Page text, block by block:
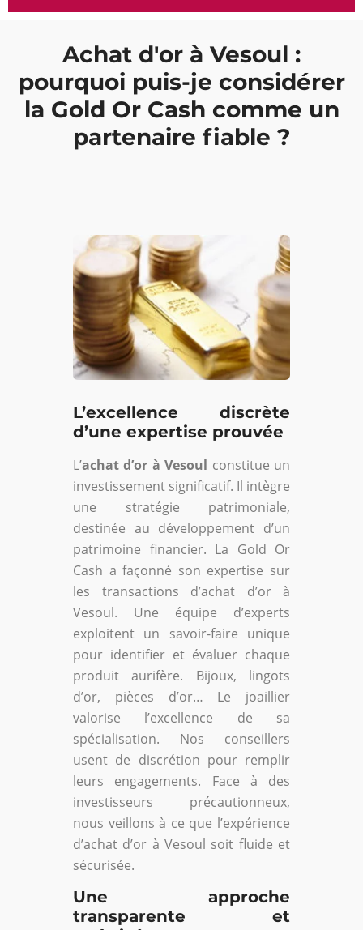
Achat d'or à Vesoul :
pourquoi puis-je considérer
la Gold Or Cash comme un
partenaire fiable ?
L’excellence discrète
d’une expertise prouvée
L’achat d’or à Vesoul constitue un
investissement significatif. Il intègre
une stratégie patrimoniale,
destinée au développement d’un
patrimoine financier. La Gold Or
Cash a façonné son expertise sur
les transactions d’achat d’or à
Vesoul. Une équipe d’experts
exploitent un savoir-faire unique
pour identifier et évaluer chaque
produit aurifère. Bijoux, lingots
d’or, pièces d’or… Le joaillier
valorise l’excellence de sa
spécialisation. Nos conseillers
usent de discrétion pour remplir
leurs engagements. Face à des
investisseurs précautionneux,
nous veillons à ce que l’expérience
d’achat d’or à Vesoul soit fluide et
sécurisée.
Une approche
transparente et